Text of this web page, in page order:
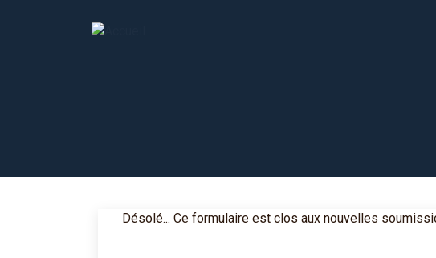
Message d'état
Désolé... Ce formulaire est clos aux nouvelles